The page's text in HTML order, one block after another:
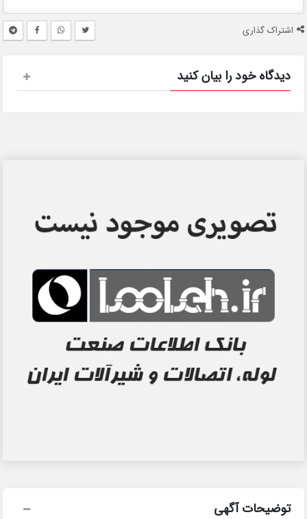
اشتراک گذاری
دیدگاه خود را بیان کنید
توضیحات آگهی